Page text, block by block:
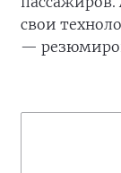
свои
—